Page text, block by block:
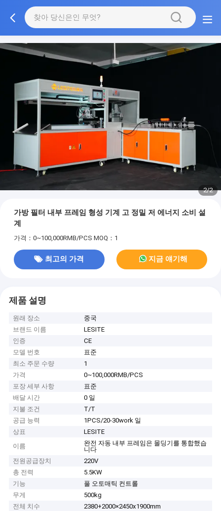
2/2
가방 필터 내부 프레임 형성 기계 고 정밀 저 에너지 소비 설
계
가격：0~100,000RMB/PCS MOQ：1
최고의 가격 지금 얘기해
제품 설명
원래 장소
중국
브랜드 이름
LESITE
인증
CE
모델 번호
표준
최소 주문 수량
1
가격
0~100,000RMB/PCS
포장 세부 사항
표준
배달 시간
0 일
지불 조건
T/T
공급 능력
1PCS/20-30work 일
상표
LESITE
이름
완전 자동 내부 프레임은 몰딩기를 통합했습
니다
전원공급장치
220V
총 전력
5.5KW
기능
풀 오토매틱 컨트롤
무게
500kg
전체 치수
2380+2000×2450x1900mm